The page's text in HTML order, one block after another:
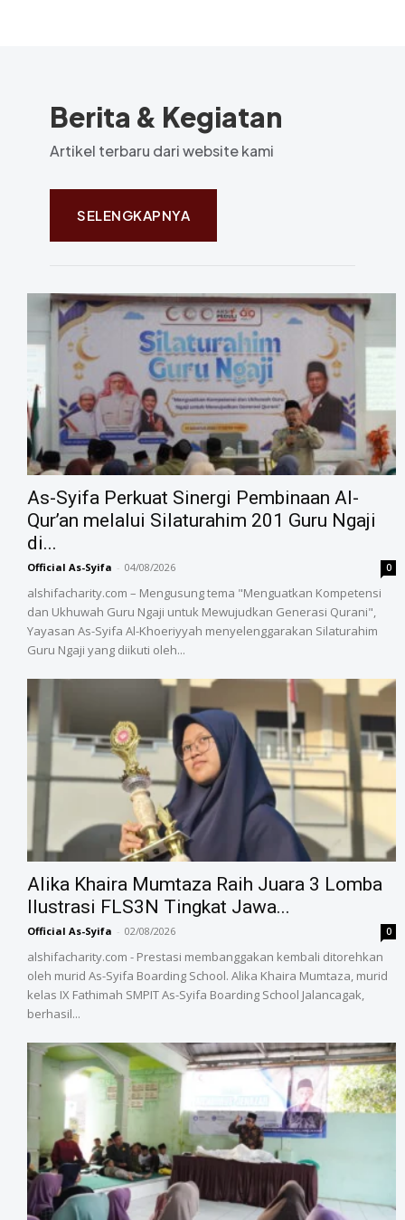
Berita & Kegiatan
Artikel terbaru dari website kami
SELENGKAPNYA
As-Syifa Perkuat Sinergi Pembinaan Al-
Qur’an melalui Silaturahim 201 Guru Ngaji
di...
Official As-Syifa - 04/08/2026 0
alshifacharity.com – Mengusung tema "Menguatkan Kompetensi
dan Ukhuwah Guru Ngaji untuk Mewujudkan Generasi Qurani",
Yayasan As-Syifa Al-Khoeriyyah menyelenggarakan Silaturahim
Guru Ngaji yang diikuti oleh...
Alika Khaira Mumtaza Raih Juara 3 Lomba
Ilustrasi FLS3N Tingkat Jawa...
Official As-Syifa - 02/08/2026 0
alshifacharity.com - Prestasi membanggakan kembali ditorehkan
oleh murid As-Syifa Boarding School. Alika Khaira Mumtaza, murid
kelas IX Fathimah SMPIT As-Syifa Boarding School Jalancagak,
berhasil...